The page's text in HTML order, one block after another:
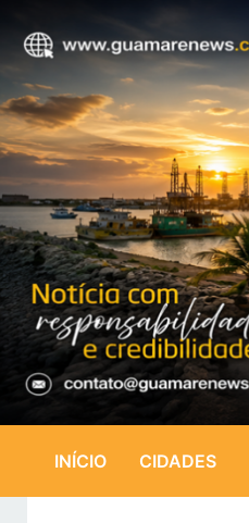
INÍCIO CIDADES